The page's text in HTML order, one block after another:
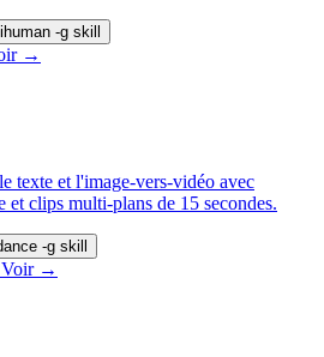
-g skill
→
texte et l'image-vers-vidéo avec
et clips multi-plans de 15 secondes.
-g skill
Voir →